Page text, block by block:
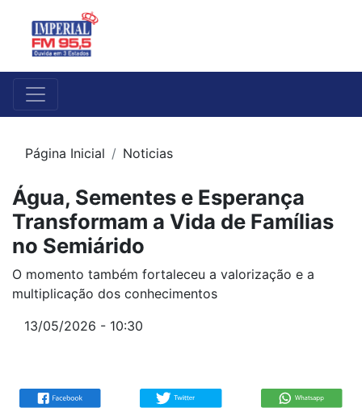
Página Inicial Noticias
Água, Sementes e Esperança
Transformam a Vida de Famílias
no Semiárido
O momento também fortaleceu a valorização e a
multiplicação dos conhecimentos
13/05/2026 - 10:30